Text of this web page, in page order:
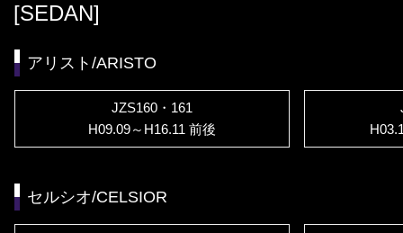
[SEDAN]
アリスト/ARISTO
JZS160・161
H09.09～H16.11 前後
セルシオ/CELSIOR